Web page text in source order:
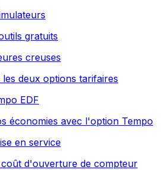
gratuits
creuses
deux options tarifaires
EDF
économies avec l'option Tempo
en service
coût d'ouverture de compteur